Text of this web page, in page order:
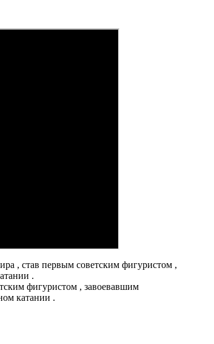
, став первым советским фигуристом ,
.
фигуристом , завоевавшим
катании .